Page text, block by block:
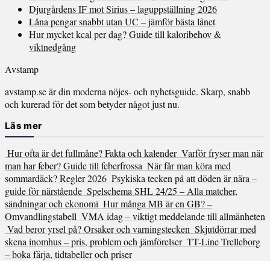
Djurgårdens IF mot Sirius – laguppställning 2026
Låna pengar snabbt utan UC – jämför bästa lånet
Hur mycket kcal per dag? Guide till kaloribehov &
viktnedgång
Avstamp
avstamp.se är din moderna nöjes- och nyhetsguide. Skarp, snabb
och kurerad för det som betyder något just nu.
Läs mer
Hur ofta är det fullmåne? Fakta och kalender Varför fryser man när
man har feber? Guide till feberfrossa När får man köra med
sommardäck? Regler 2026 Psykiska tecken på att döden är nära –
guide för närstående Spelschema SHL 24/25 – Alla matcher,
sändningar och ekonomi Hur många MB är en GB? –
Omvandlingstabell VMA idag – viktigt meddelande till allmänheten
Vad beror yrsel på? Orsaker och varningstecken Skjutdörrar med
skena inomhus – pris, problem och jämförelser TT-Line Trelleborg
– boka färja, tidtabeller och priser